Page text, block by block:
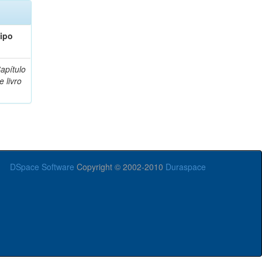
livro
DSpace Software Copyright © 2002-2010 Duraspace